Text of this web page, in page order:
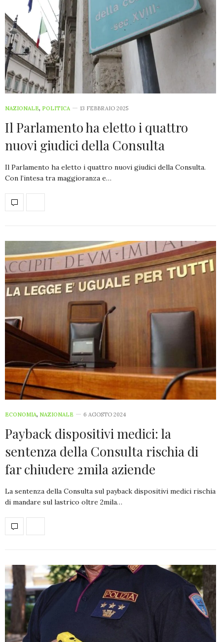
NAZIONALE, POLITICA 13 FEBBRAIO 2025
Il Parlamento ha eletto i quattro
nuovi giudici della Consulta
Il Parlamento ha eletto i quattro nuovi giudici della Consulta.
Con l’intesa tra maggioranza e…
ECONOMIA, NAZIONALE 6 AGOSTO 2024
Payback dispositivi medici: la
sentenza della Consulta rischia di
far chiudere 2mila aziende
La sentenza della Consulta sul payback dispositivi medici rischia
di mandare sul lastrico oltre 2mila…